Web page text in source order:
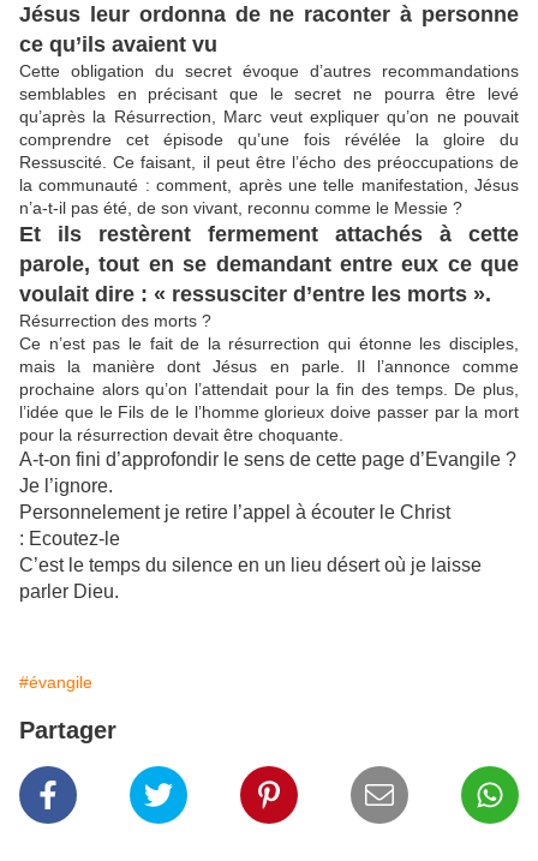
Jésus leur ordonna de ne raconter à personne
ce qu’ils avaient vu
Cette obligation du secret évoque d’autres recommandations
semblables en précisant que le secret ne pourra être levé
qu’après la Résurrection, Marc veut expliquer qu’on ne pouvait
comprendre cet épisode qu’une fois révélée la gloire du
Ressuscité. Ce faisant, il peut être l’écho des préoccupations de
la communauté : comment, après une telle manifestation, Jésus
n’a-t-il pas été, de son vivant, reconnu comme le Messie ?
Et ils restèrent fermement attachés à cette
parole, tout en se demandant entre eux ce que
voulait dire : « ressusciter d’entre les morts ».
Résurrection des morts ?
Ce n’est pas le fait de la résurrection qui étonne les disciples,
mais la manière dont Jésus en parle. Il l’annonce comme
prochaine alors qu’on l’attendait pour la fin des temps. De plus,
l’idée que le Fils de le l’homme glorieux doive passer par la mort
pour la résurrection devait être choquante.
A-t-on fini d’approfondir le sens de cette page d’Evangile ?
Je l’ignore.
Personnelement je retire l’appel à écouter le Christ
: Ecoutez-le
C’est le temps du silence en un lieu désertoù je laisse
parl er Dieu.
#évangile
Partager